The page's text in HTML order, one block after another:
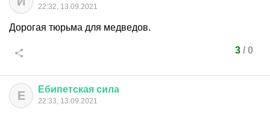
22:32, 13.09.2021
Дорогая тюрьма для медведов.
3/ 0
Е Ебипетская сила
22:33, 13.09.2021